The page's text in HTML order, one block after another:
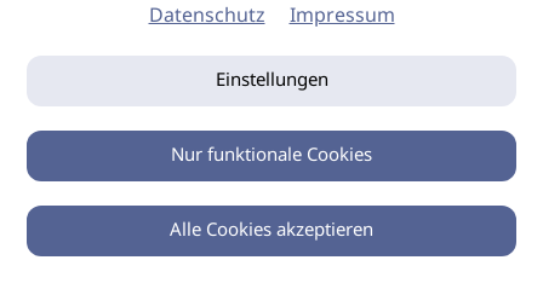
Datenschutz Impressum
Einstellungen
Nur funktionale Cookies
Alle Cookies akzeptieren